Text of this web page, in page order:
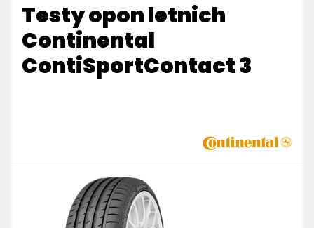
Testy opon letnich
Continental
ContiSportContact 3